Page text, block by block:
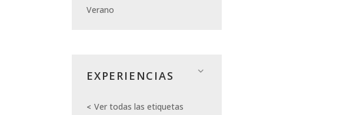
Verano
EXPERIENCIAS
Ver todas las etiquetas